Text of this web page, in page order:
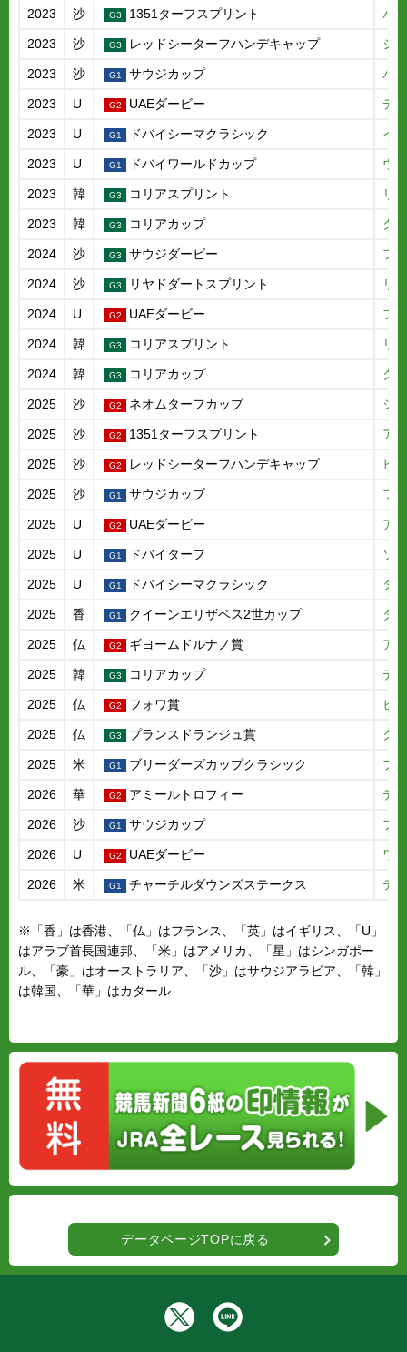
2023 沙 1351ターフスプリント バ
2023 沙 レッドシーターフハンデキャップ シ
2023 沙 サウジカップ パ
2023 U UAEダービー デ
2023 U ドバイシーマクラシック イ
2023 U ドバイワールドカップ ウ
2023 韓 コリアスプリント リ
2023 韓 コリアカップ ク
2024 沙 サウジダービー フ
2024 沙 リヤドダートスプリント リ
2024 U UAEダービー フ
2024 韓 コリアスプリント リ
2024 韓 コリアカップ ク
2025 沙 ネオムターフカップ シ
2025 沙 1351ターフスプリント ア
2025 沙 レッドシーターフハンデキャップ ビ
2025 沙 サウジカップ フ
2025 U UAEダービー ア
2025 U ドバイターフ ソ
2025 U ドバイシーマクラシック ダ
2025 香 クイーンエリザベス2世カップ タ
2025 仏 ギヨームドルナノ賞 ア
2025 韓 コリアカップ デ
2025 仏 フォワ賞 ビ
2025 仏 プランスドランジュ賞 ク
2025 米 ブリーダーズカップクラシック フ
2026 華 アミールトロフィー デ
2026 沙 サウジカップ フ
2026 U UAEダービー ワ
2026 米 チャーチルダウンズステークス テ
※「香」は香港、「仏」はフランス、「英」はイギリス、「U」
はアラブ首長国連邦、「米」はアメリカ、「星」はシンガポー
ル、「豪」はオーストラリア、「沙」はサウジアラビア、「韓」
は韓国、「華」はカタール
データページTOPに戻る